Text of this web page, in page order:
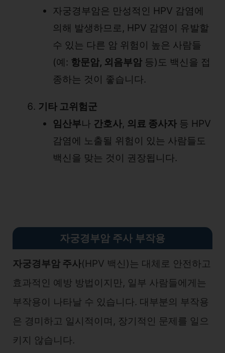
자궁경부암은 만성적인 HPV 감염에
의해 발생하므로, HPV 감염이 유발할
수 있는 다른 암 위험이 높은 사람들
(예: 항문암, 외음부암등)도 백신을 접
종하는 것이 좋습니다.
기타 고위험군
임산부나 간호사, 의료 종사자등 HPV
감염에 노출될 위험이 있는 사람들도
백신을 맞는 것이 권장됩니다.
자궁경부암 주사 부작용
자궁경부암 주사(HPV 백신)는 대체로 안전하고
효과적인 예방 방법이지만, 일부 사람들에게는
부작용이 나타날 수 있습니다. 대부분의 부작용
은 경미하고 일시적이며, 장기적인 문제를 일으
키지 않습니다.